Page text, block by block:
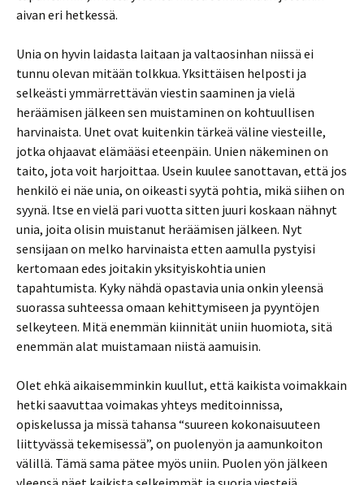
aivan eri hetkessä.
Unia on hyvin laidasta laitaan ja valtaosinhan niissä ei
tunnu olevan mitään tolkkua. Yksittäisen helposti ja
selkeästi ymmärrettävän viestin saaminen ja vielä
heräämisen jälkeen sen muistaminen on kohtuullisen
harvinaista. Unet ovat kuitenkin tärkeä väline viesteille,
jotka ohjaavat elämääsi eteenpäin. Unien näkeminen on
taito, jota voit harjoittaa. Usein kuulee sanottavan, että jos
henkilö ei näe unia, on oikeasti syytä pohtia, mikä siihen on
syynä. Itse en vielä pari vuotta sitten juuri koskaan nähnyt
unia, joita olisin muistanut heräämisen jälkeen. Nyt
sensijaan on melko harvinaista etten aamulla pystyisi
kertomaan edes joitakin yksityiskohtia unien
tapahtumista. Kyky nähdä opastavia unia onkin yleensä
suorassa suhteessa omaan kehittymiseen ja pyyntöjen
selkeyteen. Mitä enemmän kiinnität uniin huomiota, sitä
enemmän alat muistamaan niistä aamuisin.
Olet ehkä aikaisemminkin kuullut, että kaikista voimakkain
hetki saavuttaa voimakas yhteys meditoinnissa,
opiskelussa ja missä tahansa “suureen kokonaisuuteen
liittyvässä tekemisessä”, on puolenyön ja aamunkoiton
välillä. Tämä sama pätee myös uniin. Puolen yön jälkeen